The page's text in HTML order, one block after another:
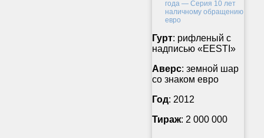
Гурт: рифленый с
надписью «EESTI»
Аверс: земной шар
со знаком евро
Год: 2012
Тираж: 2 000 000